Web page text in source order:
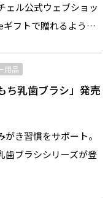
ェル公式ウェブショッ
ギフトで贈れるよう…
用品
ち乳歯ブラシ」発売
き習慣をサポート。
歯ブラシシリーズが登